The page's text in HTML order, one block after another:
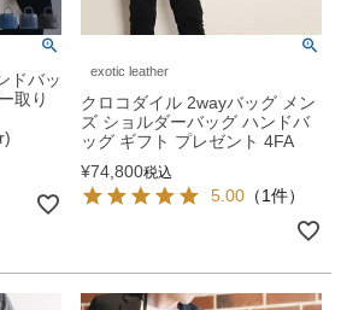
ドバッ
取り
exotic leather
クロコダイル 2wayバッグ メン
ズ ショルダーバッグ ハンドバ
ッグ ギフト プレゼント 4FA
¥74,800税込
5.00 （1件）